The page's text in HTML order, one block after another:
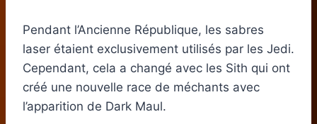
Pendant l’Ancienne République, les sabres
laser étaient exclusivement utilisés par les Jedi.
Cependant, cela a changé avec les Sith qui ont
créé une nouvelle race de méchants avec
l’apparition de Dark Maul.